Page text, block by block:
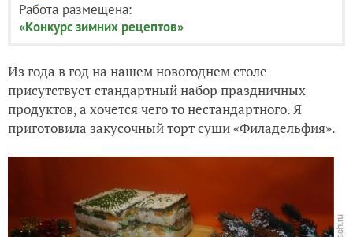
Работа размещена:
«Конкурс зимних рецептов»
Из года в год на нашем новогоднем столе
присутствует стандартный набор праздничных
продуктов, а хочется чего то нестандартного. Я
приготовила закусочный торт суши «Филадельфия».